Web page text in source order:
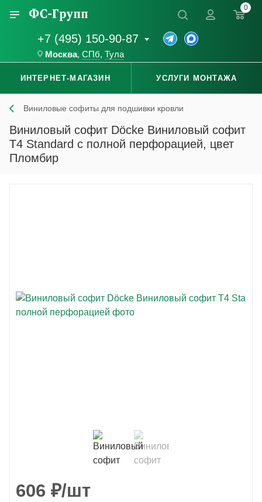
+7 (495) 150-90-87
Москва, СПб, Тула
0
ИНТЕРНЕТ-МАГАЗИН УСЛУГИ МОНТАЖА
Виниловые софиты для подшивки кровли
Виниловый софит Döcke Виниловый софит
T4 Standard с полной перфорацией, цвет
Пломбир
606 ₽/шт